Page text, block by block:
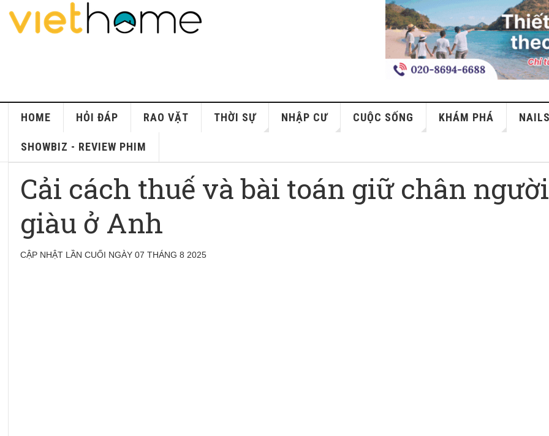
HOME HỎI ĐÁP RAO VẶT THỜI SỰ NHẬP CƯ CUỘC SỐNG KHÁM PHÁ NAILS
SHOWBIZ - REVIEW PHIM
Cải cách thuế và bài toán giữ chân người
giàu ở Anh
CẬP NHẬT LẦN CUỐI NGÀY 07 THÁNG 8 2025